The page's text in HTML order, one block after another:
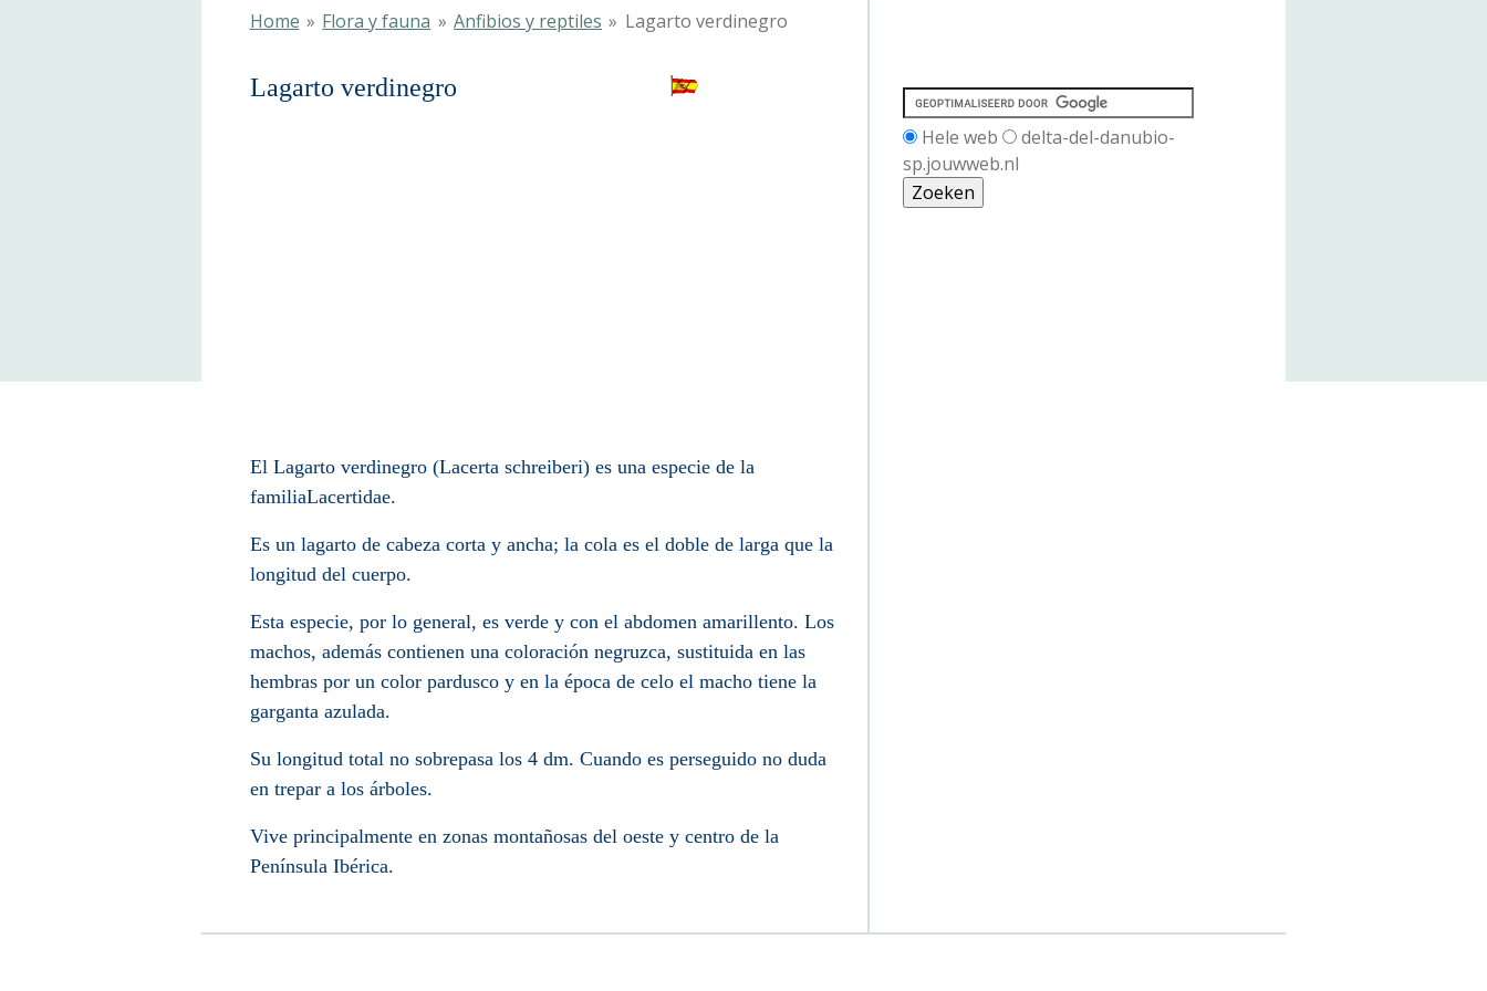
Home » Flora y fauna » Anfibios y reptiles » Lagarto verdinegro
Lagarto verdinegro
El Lagarto verdinegro (Lacerta schreiberi) es una especiede la
familiaLacertidae.
Es un lagarto de cabeza corta y ancha; la cola es el doble de larga que la
longitud del cuerpo.
Esta especie, por lo general, es verde y con el abdomen amarillento. Los
machos, además contienen una coloración negruzca, sustituida en las
hembras por un color pardusco y en la época de celo el macho tiene la
garganta azulada.
Su longitud total no sobrepasa los 4 dm. Cuando es perseguido no duda
en trepar a los árboles.
Vive principalmente en zonas montañosas del oeste y centro de la
Península Ibérica.
Hele web
delta-del-danubio-
sp.jouwweb.nl